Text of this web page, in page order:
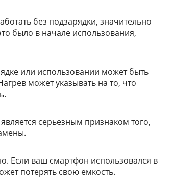
без подзарядки, значительно
было в начале использования,
или использовании может быть
может указывать на то, что
серьезным признаком того,
Если ваш смартфон использовался в
потерять свою емкость.